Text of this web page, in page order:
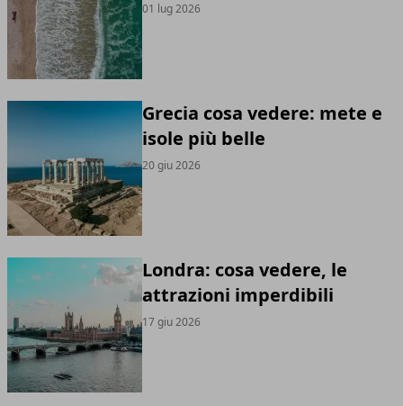
01 lug 2026
Grecia cosa vedere: mete e
isole più belle
20 giu 2026
Londra: cosa vedere, le
attrazioni imperdibili
17 giu 2026